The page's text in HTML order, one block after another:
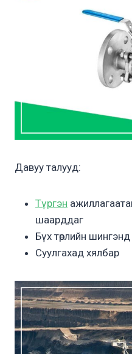
Давуу талууд:
Түргэн
шаарддаг
Бүх төрлийн
Суулгахад хялбар